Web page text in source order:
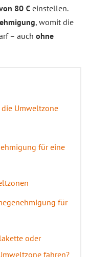
80 €einstellen.
, womit die
– auch ohne
Umweltzone
für eine
für
oder
fahren?